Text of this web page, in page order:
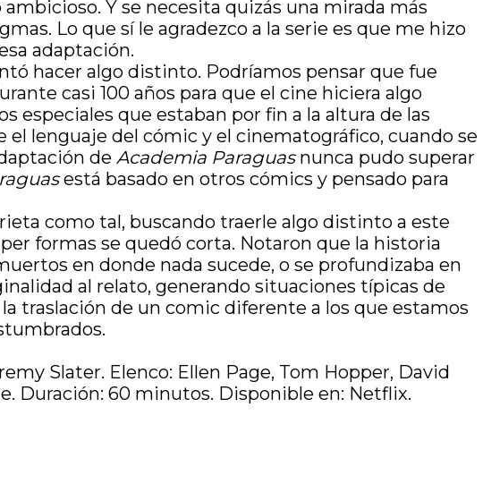
Y se necesita quizás una mirada más
Lo que sí le agradezco a la serie es que me hizo
adaptación.
hacer algo distinto. Podríamos pensar que fue
casi 100 años para que el cine hiciera algo
especiales que estaban por fin a la altura de las
el lenguaje del cómic y el cinematográfico, cuando se
deAcademia Paraguasnunca pudo superar
está basado en otros cómics y pensado para
como tal, buscando traerle algo distinto a este
formas se quedó corta. Notaron que la historia
en donde nada sucede, o se profundizaba en
al relato, generando situaciones típicas de
traslación de un comic diferente a los que estamos
Slater. Elenco: Ellen Page, Tom Hopper, David
Duración: 60 minutos. Disponible en: Netflix.